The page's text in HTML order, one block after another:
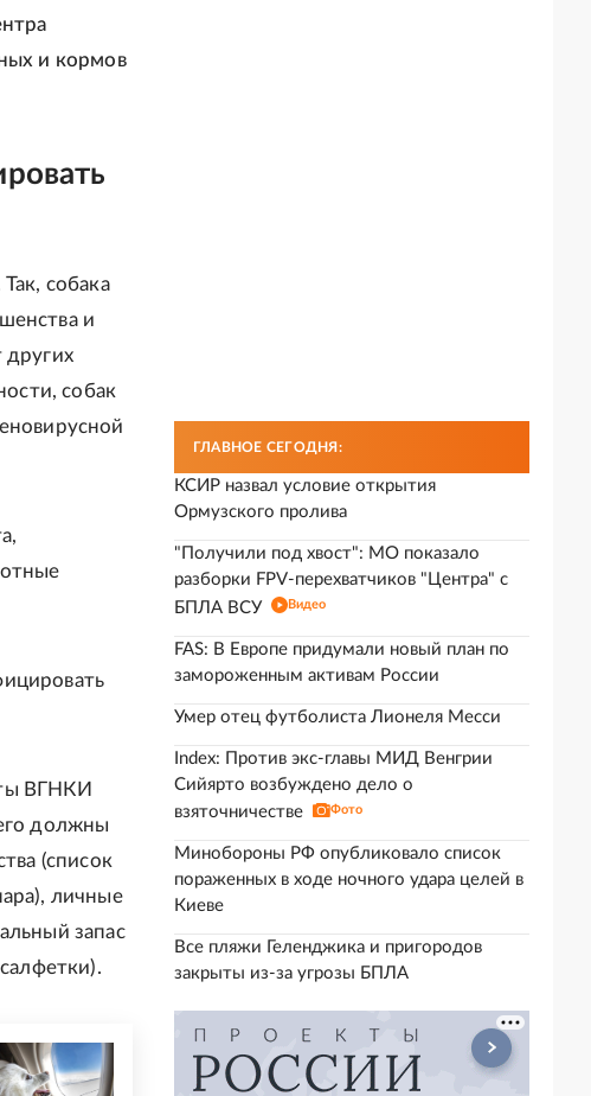
и кормов
собака
и
других
собак
ВГНКИ
должны
(список
личные
запас
ГЛАВНОЕ СЕГОДНЯ:
КСИР назвал условие открытия
Ормузского пролива
"Получили под хвост": МО показало
разборки FPV-перехватчиков "Центра" с
БПЛА ВСУ
Видео
FAS: В Европе придумали новый план по
замороженным активам России
Умер отец футболиста Лионеля Месси
Index: Против экс-главы МИД Венгрии
Сийярто возбуждено дело о
взяточничестве
Фото
Минобороны РФ опубликовало список
пораженных в ходе ночного удара целей в
Киеве
Все пляжи Геленджика и пригородов
закрыты из-за угрозы БПЛА